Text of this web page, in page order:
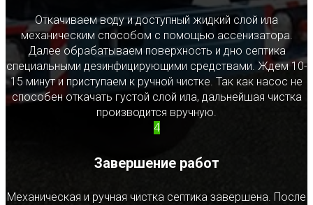
Откачиваем воду и доступный жидкий слой ила
механическим способом с помощью ассенизатора.
Далее обрабатываем поверхность и дно септика
специальными дезинфицирующими средствами. Ждем 10-
15 минут и приступаем к ручной чистке. Так как насос не
способен откачать густой слой ила, дальнейшая чистка
производится вручную.
4
Завершение работ
Механическая и ручная чистка септика завершена. После